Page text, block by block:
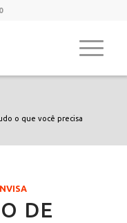
o que você precisa
DE